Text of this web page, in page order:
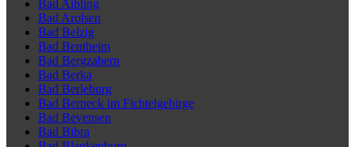
Bad Aibling
Bad Arolsen
Bad Belzig
Bad Bentheim
Bad Bergzabern
Bad Berka
Bad Berleburg
Bad Berneck im Fichtelgebirge
Bad Bevensen
Bad Bibra